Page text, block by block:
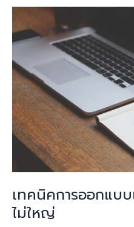
เทคนิคการออกแบ
ไม่ใหญ่
เทคนิค
การ
ออกแบบ
เว็บไซต์
สำหรับ
ธุรกิจ
ไม่
ใหญ่